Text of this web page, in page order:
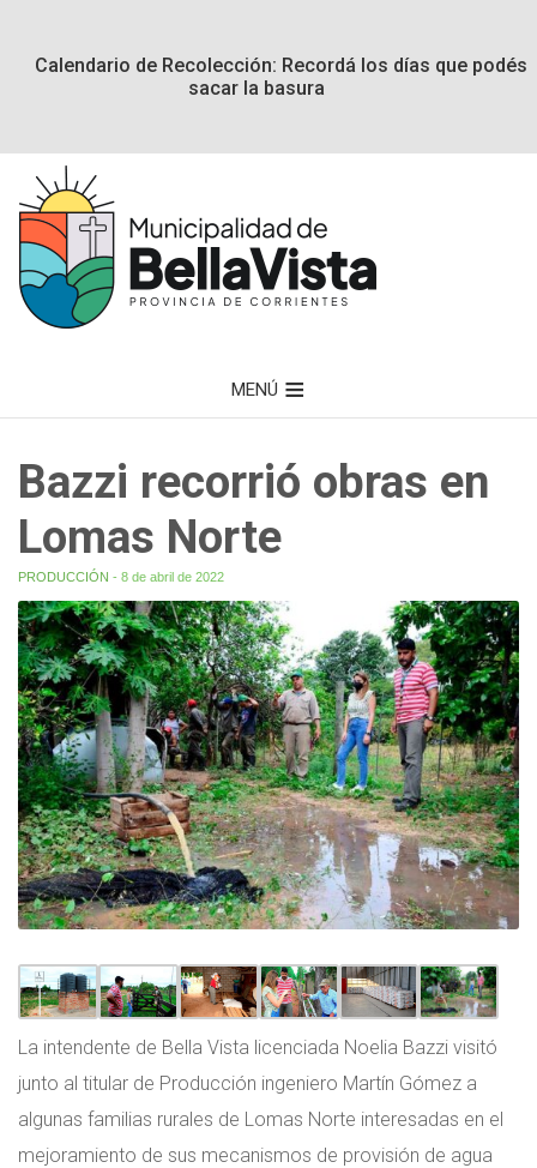
Calendario de Recolección: Recordá los días que podés
sacar la basura
MENÚ
Bazzi recorrió obras en
Lomas Norte
PRODUCCIÓN - 8 de abril de 2022
La intendente de Bella Vista licenciada Noelia Bazzi visitó
junto al titular de Producción ingeniero Martín Gómez a
algunas familias rurales de Lomas Norte interesadas en el
mejoramiento de sus mecanismos de provisión de agua